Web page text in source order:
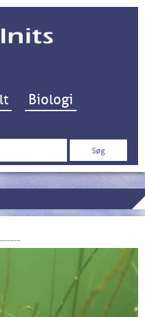
til indhold
Biologi